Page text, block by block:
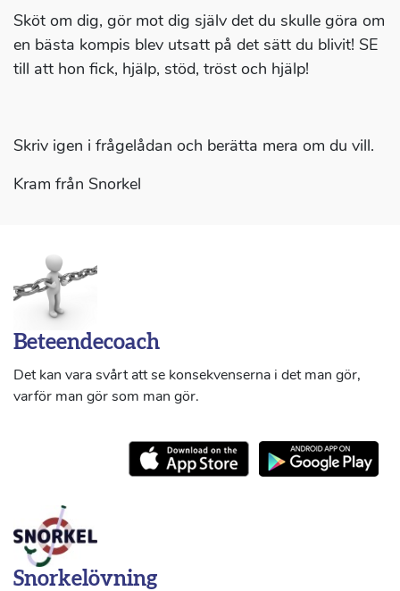
Sköt om dig, gör mot dig själv det du skulle göra om
en bästa kompis blev utsatt på det sätt du blivit! SE
till att hon fick, hjälp, stöd, tröst och hjälp!
Skriv igen i frågelådan och berätta mera om du vill.
Kram från Snorkel
Beteendecoach
Det kan vara svårt att se konsekvenserna i det man gör,
varför man gör som man gör.
Snorkelövning